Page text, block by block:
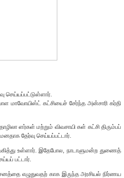
செய்யப்பட்டுள்ளார்.
மாவோயிஸ்ட் கட்சியைச் சேர்ந்த அன்சாரி கர்தி
ளர்கள் மற்றும் விவசாயி கள் கட்சி திரும்பப்
தேர்வு செய்யப்பட்டார்.
உள்ளார். இதேபோல, நாடாளுமன்ற துணைத்
பட்டார்.
எழுதுவதற் காக இருந்த அரசியல் நிர்ணய